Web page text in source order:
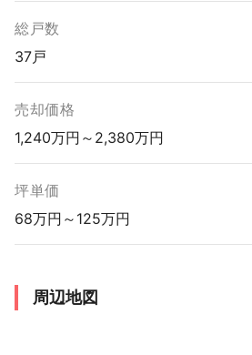
総戸数
37戸
売却価格
1,240万円～2,380万円
坪単価
68万円～125万円
周辺地図